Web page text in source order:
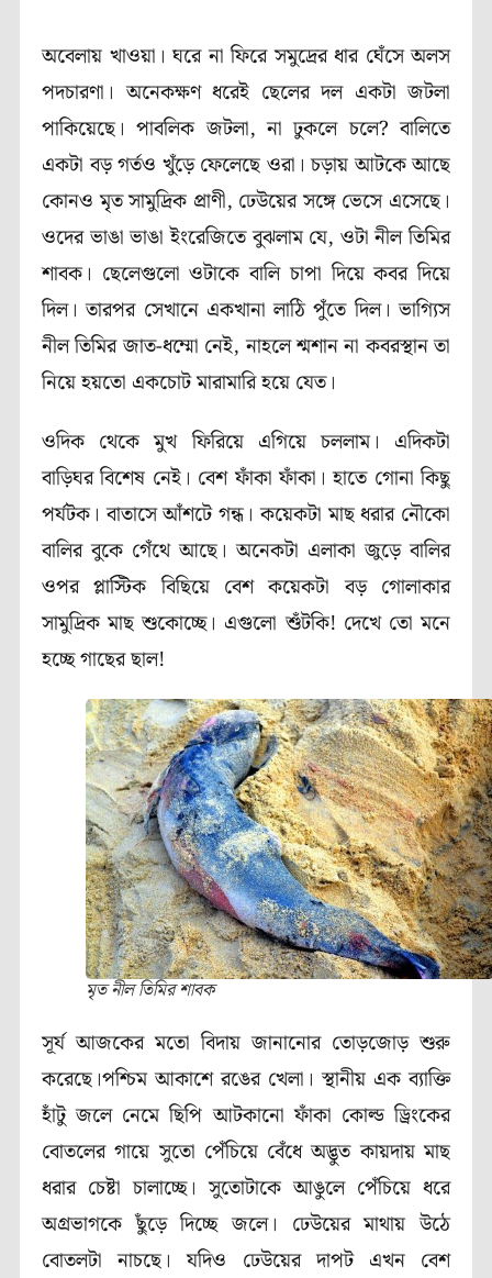
অবেলায় খাওয়া। ঘরে না ফিরে সমুদ্রের ধার ঘেঁসে অলস
পদচারণা। অনেকক্ষণ ধরেই ছেলের দল একটা জটলা
পাকিয়েছে। পাবলিক জটলা, না ঢুকলে চলে? বালিতে
একটা বড় গর্তও খুঁড়ে ফেলেছে ওরা। চড়ায় আটকে আছে
কোনও মৃত সামুদ্রিক প্রাণী, ঢেউয়ের সঙ্গে ভেসে এসেছে।
ওদের ভাঙা ভাঙা ইংরেজিতে বুঝলাম যে, ওটা নীল তিমির
শাবক। ছেলেগুলো ওটাকে বালি চাপা দিয়ে কবর দিয়ে
দিল। তারপর সেখানে একখানা লাঠি পুঁতে দিল। ভাগ্যিস
নীল তিমির জাত-ধম্মো নেই, নাহলে শ্মশান না কবরস্থান তা
নিয়ে হয়তো একচোট মারামারি হয়ে যেত।
ওদিক থেকে মুখ ফিরিয়ে এগিয়ে চললাম। এদিকটা
বাড়িঘর বিশেষ নেই। বেশ ফাঁকা ফাঁকা। হাতে গোনা কিছু
পর্যটক। বাতাসে আঁশটে গন্ধ। কয়েকটা মাছ ধরার নৌকো
বালির বুকে গেঁথে আছে। অনেকটা এলাকা জুড়ে বালির
ওপর প্লাস্টিক বিছিয়ে বেশ কয়েকটা বড় গোলাকার
সামুদ্রিক মাছ শুকোচ্ছে। এগুলো শুঁটকি! দেখে তো মনে
হচ্ছে গাছের ছাল!
মৃত নীল তিমির শাবক
সূর্য আজকের মতো বিদায় জানানোর তোড়জোড় শুরু
করেছে।পশ্চিম আকাশে রঙের খেলা। স্থানীয় এক ব্যাক্তি
হাঁটু জলে নেমে ছিপি আটকানো ফাঁকা কোল্ড ড্রিংকের
বোতলের গায়ে সুতো পেঁচিয়ে বেঁধে অদ্ভুত কায়দায় মাছ
ধরার চেষ্টা চালাচ্ছে। সুতোটাকে আঙুলে পেঁচিয়ে ধরে
অগ্রভাগকে ছুঁড়ে দিচ্ছে জলে। ঢেউয়ের মাথায় উঠে
বোতলটা নাচছে। যদিও ঢেউয়ের দাপট এখন বেশ